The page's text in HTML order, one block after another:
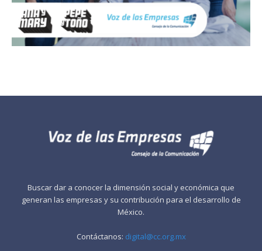
Buscar dar a conocer la dimensión social y económica que
generan las empresas y su contribución para el desarrollo de
México.
Contáctanos: digital@cc.org.mx